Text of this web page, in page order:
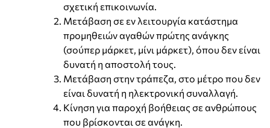
σχετική επικοινωνία.
Μετάβαση σε εν λειτουργία κατάστημα
προμηθειών αγαθών πρώτης ανάγκης
(σούπερ μάρκετ, μίνι μάρκετ), όπου δεν είναι
δυνατή η αποστολή τους.
Μετάβαση στην τράπεζα, στο μέτρο που δεν
είναι δυνατή η ηλεκτρονική συναλλαγή.
Κίνηση για παροχή βοήθειας σε ανθρώπους
που βρίσκονται σε ανάγκη.